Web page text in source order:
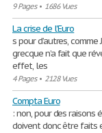
9 Pages• 1686 Vues
La crise de l'Euro
s pour d’autres,
grecque n’a fait que
effet, les
4 Pages• 2128 Vues
Compta Euro
: non, pour des raisons
doivent donc être faits